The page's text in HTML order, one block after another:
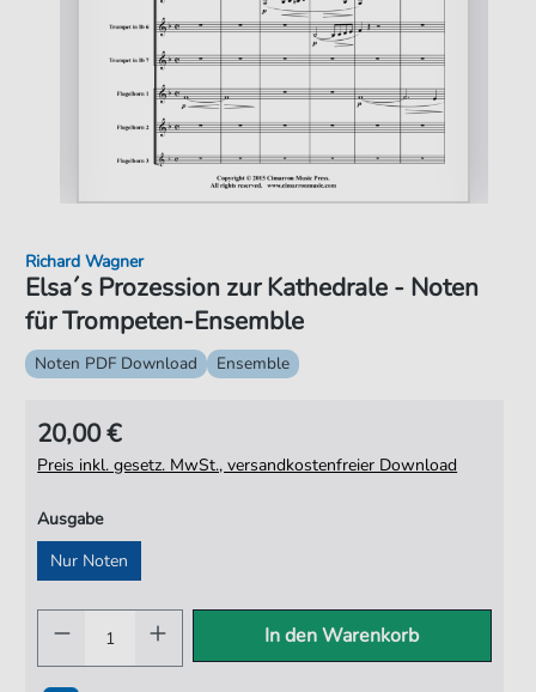
Elsa´s Prozession zur Kathedrale - Noten
für Trompeten-Ensemble
Richard Wagner
Noten PDF Download Ensemble
20,00 €
Preis inkl. gesetz. MwSt., versandkostenfreier Download
Ausgabe
Nur Noten
In den Warenkorb